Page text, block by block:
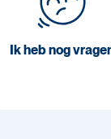
Ik heb nog